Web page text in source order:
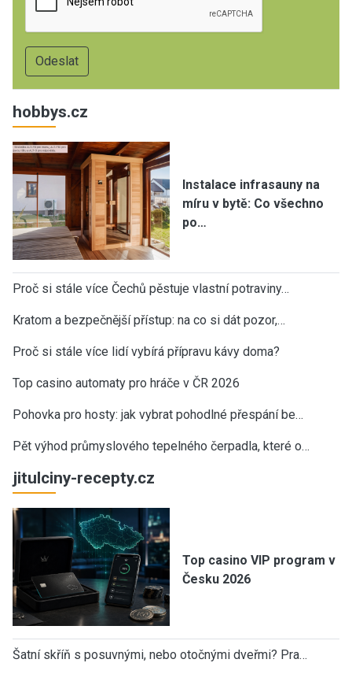
hobbys.cz
Instalace infrasauny na
míru v bytě: Co všechno
po…
Proč si stále více Čechů pěstuje vlastní potraviny…
Kratom a bezpečnější přístup: na co si dát pozor,…
Proč si stále více lidí vybírá přípravu kávy doma?
Top casino automaty pro hráče v ČR 2026
Pohovka pro hosty: jak vybrat pohodlné přespání be…
Pět výhod průmyslového tepelného čerpadla, které o…
jitulciny-recepty.cz
Top casino VIP program v
Česku 2026
Šatní skříň s posuvnými, nebo otočnými dveřmi? Pra…